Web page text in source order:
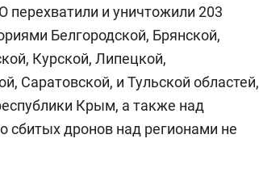
перехватили и уничтожили 203
Белгородской, Брянской,
Курской, Липецкой,
Саратовской, и Тульской областей,
Крым, а также над
сбитых дронов над регионами не